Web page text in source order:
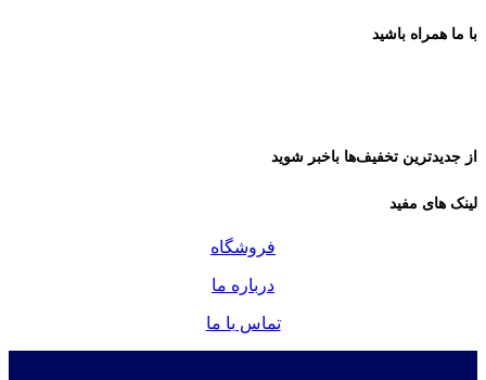
با ما همراه باشید
از جدیدترین تخفیف‌ها باخبر شوید
لینک های مفید
فروشگاه
درباره ما
تماس با ما